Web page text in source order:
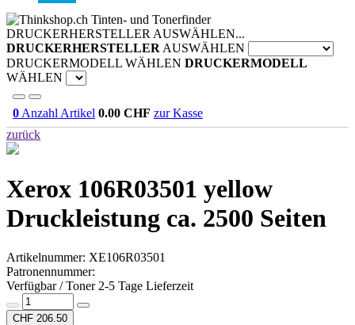
Tinten- und Tonerfinder
DRUCKERHERSTELLER AUSWÄHLEN...
DRUCKERHERSTELLER AUSWÄHLEN
DRUCKERMODELL WÄHLEN DRUCKERMODELL
WÄHLEN
0 Anzahl Artikel 0.00 CHF zur Kasse
zurück
Xerox 106R03501 yellow
Druckleistung ca. 2500 Seiten
Artikelnummer: XE106R03501
Patronennummer:
Verfügbar / Toner 2-5 Tage Lieferzeit
CHF 206.50